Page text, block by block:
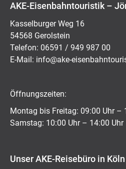
AKE-Eisenbahntouristik –
Kasselburger Weg 16
54568 Gerolstein
Telefon: 06591 / 949 987 00
E-Mail: ed.kitsiruotnhabnesie-
Öffnungszeiten:
Montag bis Freitag: 09:00 Uhr –
Samstag: 10:00 Uhr – 14:00 Uhr
Unser AKE-Reisebüro in Köln